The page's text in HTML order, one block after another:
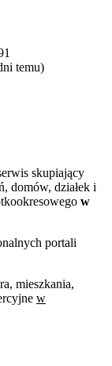
temu)
skupiający
domów, działek i
w
portali
mieszkania,
w